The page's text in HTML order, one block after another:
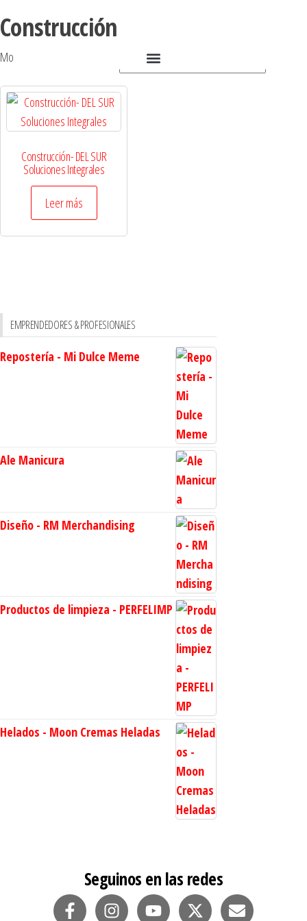
Construcción
Mostrando el único resultado
Construcción- DEL SUR
Soluciones Integrales
Leer más
EMPRENDEDORES & PROFESIONALES
Repostería - Mi Dulce Meme
Ale Manicura
Diseño - RM Merchandising
Productos de limpieza - PERFELIMP
Helados - Moon Cremas Heladas
Seguinos en las redes